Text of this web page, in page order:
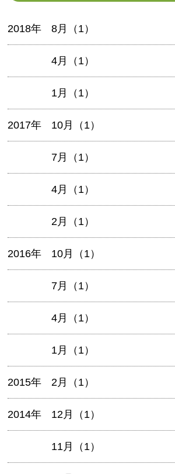
2018年 8月（1）
4月（1）
1月（1）
2017年 10月（1）
7月（1）
4月（1）
2月（1）
2016年 10月（1）
7月（1）
4月（1）
1月（1）
2015年 2月（1）
2014年 12月（1）
11月（1）